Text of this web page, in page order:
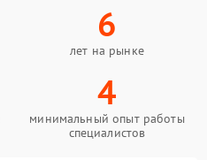
6
лет на рынке
4
минимальный опыт работы
специалистов